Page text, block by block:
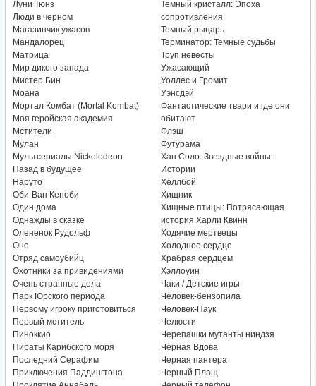
Луни Тюнз
Люди в черном
Магазинчик ужасов
Мандалорец
Матрица
Мир дикого запада
Мистер Бин
Моана
Мортал Комбат (Mortal Kombat)
Моя геройская академия
Мстители
Мулан
Мультсериалы Nickelodeon
Назад в будущее
Наруто
Оби-Ван Кеноби
Один дома
Однажды в сказке
Олененок Рудольф
Оно
Отряд самоубийц
Охотники за привидениями
Очень странные дела
Парк Юрского периода
Первому игроку приготовиться
Первый мститель
Пиноккио
Пираты Карибского моря
Последний Серафим
Приключения Паддингтона
Темный кристалл: Эпоха
сопротивления
Темный рыцарь
Терминатор: Темные судьбы
Труп невесты
Ужасающий
Уоллес и Громит
Уэнсдэй
Фантастические твари и где они
обитают
Флэш
Футурама
Хан Соло: Звездные войны.
Истории
Хеллбой
Хищник
Хищные птицы: Потрясающая
история Харли Квинн
Ходячие мертвецы
Холодное сердце
Храбрая сердцем
Хэллоуин
Чаки / Детские игры
Человек-бензопила
Человек-Паук
Челюсти
Черепашки мутанты ниндзя
Черная Вдова
Черная пантера
Черный Плащ